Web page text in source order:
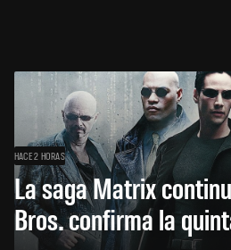
HACE 2 HORAS
La saga Matrix
Bros. confirma la